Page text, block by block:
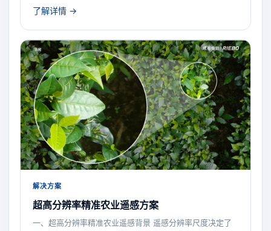
了解详情 →
解决方案
超高分辨率精准农业遥感方案
一、超高分辨率精准农业遥感背景 遥感分辨率尺度决定了